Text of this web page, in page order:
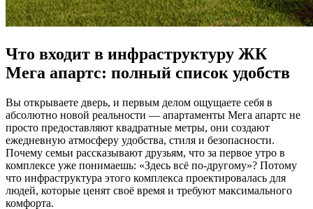
Что входит в инфраструктуру ЖК
Мега апартс: полный список удобств
Вы открываете дверь, и первым делом ощущаете себя в
абсолютно новой реальности — апартаменты Мега апартс не
просто предоставляют квадратные метры, они создают
ежедневную атмосферу удобства, стиля и безопасности.
Почему семьи рассказывают друзьям, что за первое утро в
комплексе уже понимаешь: «Здесь всё по-другому»? Потому
что инфраструктура этого комплекса проектировалась для
людей, которые ценят своё время и требуют максимального
комфорта.